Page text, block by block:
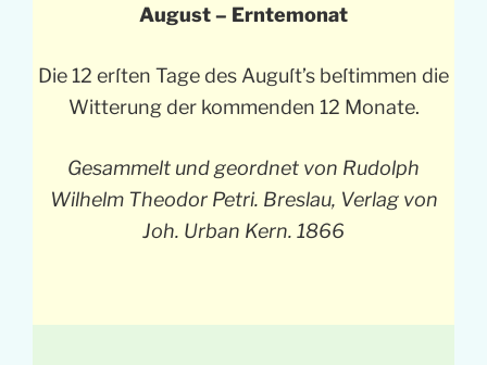
August – Erntemonat
Die 12 erſten Tage des Auguſt’s beſtimmen die
Witterung der kommenden 12 Monate.
Gesammelt und geordnet von Rudolph
Wilhelm Theodor Petri. Breslau, Verlag von
Joh. Urban Kern. 1866